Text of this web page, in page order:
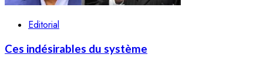
Editorial
Ces indésirables du système